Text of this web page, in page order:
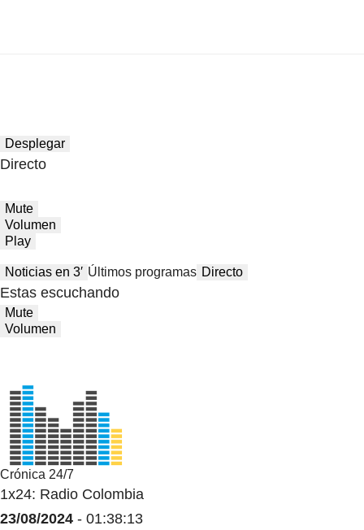
Desplegar
Directo
Mute
Volumen
Play
Noticias en 3′ Últimos programas Directo
Estas escuchando
Mute
Volumen
Crónica 24/7
1x24: Radio Colombia
23/08/2024 - 01:38:13